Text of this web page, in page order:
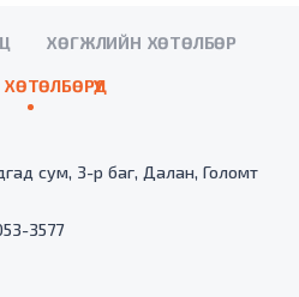
ХӨГЖЛИЙН ХӨТӨЛБӨР
сум, 3-р баг, Далан, Голомт
3577